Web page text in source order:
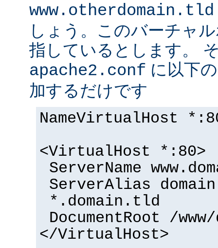
www.otherdomain.tld
しょう。このバーチャ
指しているとします。
apache2.conf に以下
加するだけです
NameVirtualHost
<VirtualHost *:80>
ServerName
ServerAlias
*.domain.tld
DocumentRoot /
</VirtualHost>